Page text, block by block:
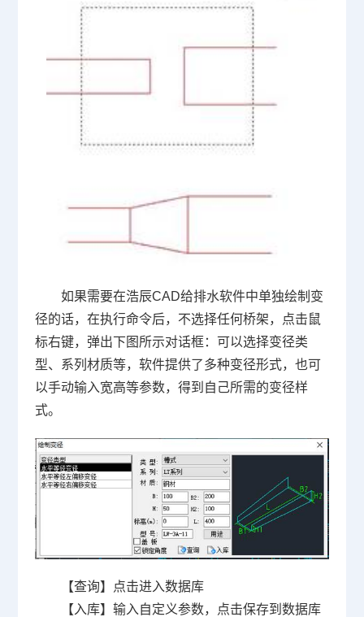
如果需要在浩辰CAD给排水软件中单独绘制变
径的话，在执行命令后，不选择任何桥架，点击鼠
标右键，弹出下图所示对话框：可以选择变径类
型、系列材质等，软件提供了多种变径形式，也可
以手动输入宽高等参数，得到自己所需的变径样
式。
【查询】点击进入数据库
【入库】输入自定义参数，点击保存到数据库